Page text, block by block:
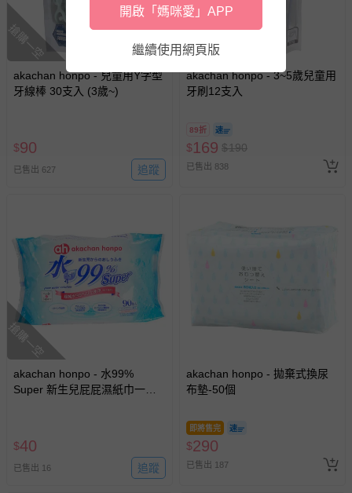
部分。●請勿熨燙釦子部分。●請使用不含螢光增白劑的洗
劑。●因使用或洗滌導致起毛球時,請用剪刀等小心的將毛球
去除。【T恤】●請勿熨燙印花部分。●請使用不含螢光增白
劑的洗劑。【褲子 淺卡其色】●請使用不含螢光增白劑的洗
劑。●因使用或洗滌導致起毛球時,請用剪刀等小心的將毛球
去除。【褲子 深藍色】●（藍染製品）●請注意,有可能會因
分開洗滌。●因可能會造成變色,請勿置於陽光直射處。●過
於用力搓洗等的摩擦會導致部分掉色。●請使用不含螢光增
白劑的洗劑。●因使用或洗滌導致起毛球時,請用剪刀等小心
您所購買的商品享有7天的鑑賞期／猶豫期權益，但此期間
並非試用期，您所退回的商品必須是未經使用的全新狀態，
包含完整包裝、配件、說明文件及贈品等。
如需退換貨，請於收到商品7天（含例假日內提出），如為
瑕疵退換貨所產生的運費，將由媽咪愛負責處理，若非瑕疵
退貨，您可至『查詢訂單』>『已出貨』中查詢該筆訂單，
並點選『我要退貨』即可進行申請。若有相關退貨問題，請
至媽咪愛LINE@客服ID: @mamilove我們將依序為您處理
與服務，謝謝。
針對滿件折/滿額贈…等活動，如因部份退貨，而該訂單保
留商品未達活動門檻，將以原價計算，活動贈品亦需一併退
回。
搶購一空
akachan honpo - 兒童用Y字型
牙線棒 30支入 (3歲~)
$90
已售出 627 追蹤
akachan honpo - 3~5歲兒童用
牙刷12支入
89折
$169 $190
已售出 838
搶購一空
akachan honpo - 水99%
Super 新生兒屁屁濕紙巾一般
$40
已售出 16 追蹤
akachan honpo - 拋棄式換尿
布墊-50個
即將售完
$290
已售出 187
開啟「媽咪愛」APP
繼續使用網頁版